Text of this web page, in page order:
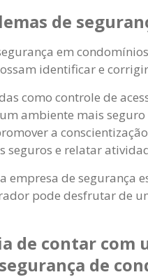
de
em
identificar e
como controle de
ambiente mais
a
e relatar
empresa de segurança
pode desfrutar de
de contar com
de